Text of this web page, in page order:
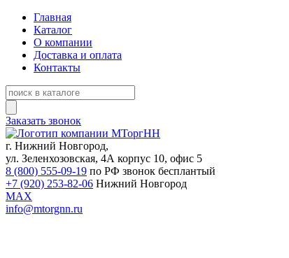
Главная
Каталог
О компании
Доставка и оплата
Контакты
Заказать звонок
г. Нижний Новгород,
ул. Зеленхозовская, 4А корпус 10, офис 5
8 (800) 555-09-19 по РФ звонок бесплантый
+7 (920) 253-82-06 Нижний Новгород
MAX
info@mtorgnn.ru